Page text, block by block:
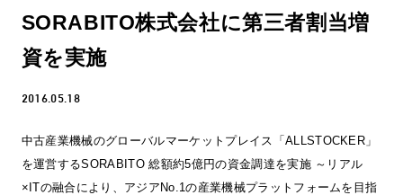
SORABITO株式会社に第三者割当増
資を実施
2016.05.18
中古産業機械のグローバルマーケットプレイス「ALLSTOCKER」
を運営するSORABITO 総額約5億円の資金調達を実施 ～リアル
×ITの融合により、アジアNo.1の産業機械プラットフォームを目指